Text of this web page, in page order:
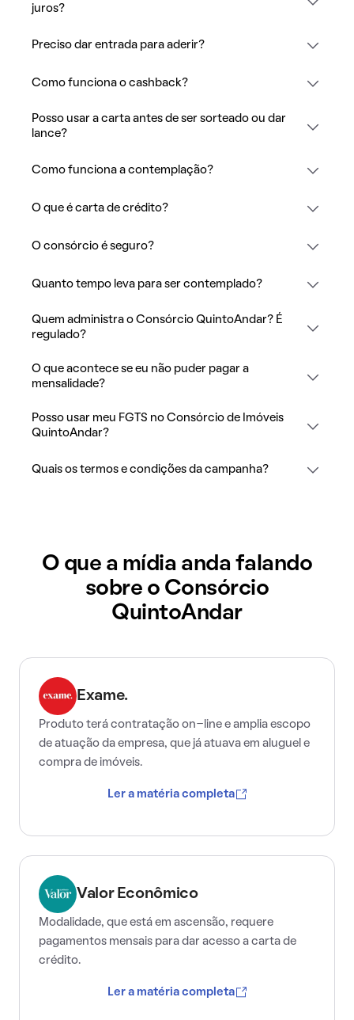
juros?
Preciso dar entrada para aderir?
Como funciona o cashback?
Posso usar a carta antes de ser sorteado ou dar
lance?
Como funciona a contemplação?
O que é carta de crédito?
O consórcio é seguro?
Quanto tempo leva para ser contemplado?
Quem administra o Consórcio QuintoAndar? É
regulado?
O que acontece se eu não puder pagar a
mensalidade?
Posso usar meu FGTS no Consórcio de Imóveis
QuintoAndar?
Quais os termos e condições da campanha?
O que a mídia anda falando
sobre o Consórcio
QuintoAndar
Exame.
Produto terá contratação on-line e amplia escopo
de atuação da empresa, que já atuava em aluguel e
compra de imóveis.
Ler a matéria completa
Valor Econômico
Modalidade, que está em ascensão, requere
pagamentos mensais para dar acesso a carta de
crédito.
Ler a matéria completa